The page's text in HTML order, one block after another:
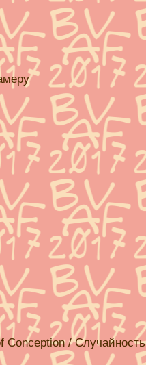
Conception / Случайность